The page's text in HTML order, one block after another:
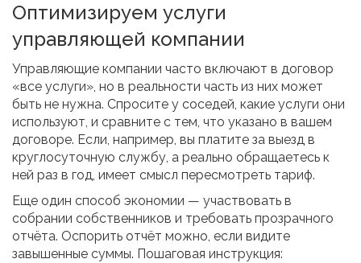
Оптимизируем услуги
управляющей компании
Управляющие компании часто включают в договор
«все услуги», но в реальности часть из них может
быть не нужна. Спросите у соседей, какие услуги они
используют, и сравните с тем, что указано в вашем
договоре. Если, например, вы платите за выезд в
круглосуточную службу, а реально обращаетесь к
ней раз в год, имеет смысл пересмотреть тариф.
Еще один способ экономии — участвовать в
собрании собственников и требовать прозрачного
отчёта. Оспорить отчёт можно, если видите
завышенные суммы. Пошаговая инструкция: